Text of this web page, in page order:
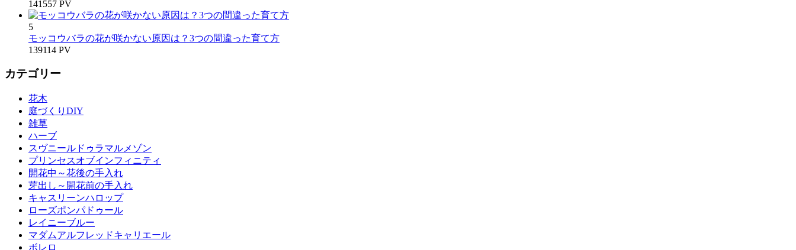
141557 PV
5
モッコウバラの花が咲かない原因は？3つの間違った育て方
139114 PV
カテゴリー
花木
庭づくりDIY
雑草
ハーブ
スヴニールドゥラマルメゾン
プリンセスオブインフィニティ
開花中～花後の手入れ
芽出し～開花前の手入れ
キャスリーンハロップ
ローズポンパドゥール
レイニーブルー
マダムアルフレッドキャリエール
ボレロ